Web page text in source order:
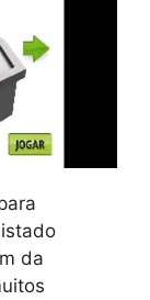
da